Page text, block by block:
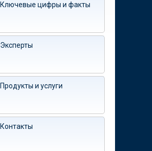
Ключевые цифры и факты
Эксперты
Продукты и услуги
Контакты